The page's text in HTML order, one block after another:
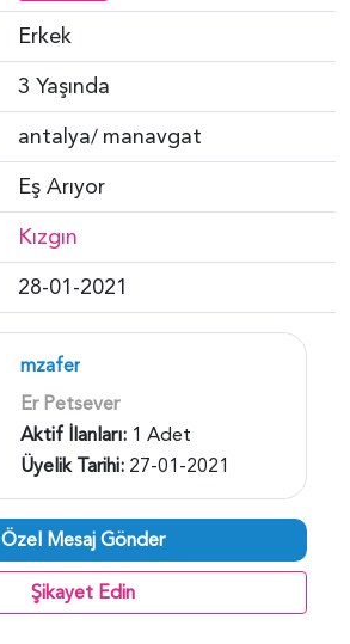
Erkek
3 Yaşında
antalya/ manavgat
Eş Arıyor
Kızgın
28-01-2021
mzafer
Er Petsever
Aktif İlanları: 1 Adet
Üyelik Tarihi: 27-01-2021
Özel Mesaj Gönder
Şikayet Edin